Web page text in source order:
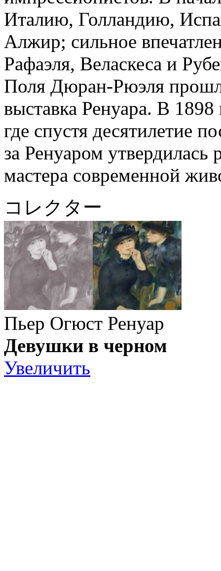
Италию, Голландию,
Алжир; сильное
Рафаэля, Веласкеса и
Поля Дюран-Рюэля
выставка Ренуара. В
где спустя десятилетие
за Ренуаром
мастера современной
コレクター
Пьер Огюст Ренуар
Девушки в черном
Увеличить